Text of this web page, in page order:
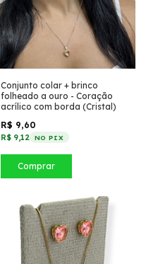
Conjunto colar + brinco
folheado a ouro - Coração
acrílico com borda (Cristal)
R$ 9,60
R$ 9,12 NO PIX
Comprar